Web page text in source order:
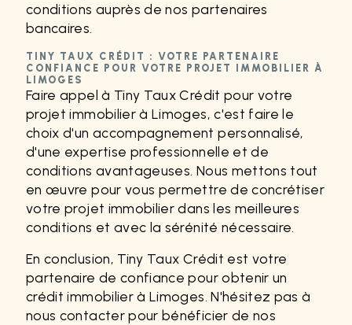
conditions auprès de nos partenaires
bancaires.
TINY TAUX CRÉDIT : VOTRE PARTENAIRE
CONFIANCE POUR VOTRE PROJET IMMOBILIER À
LIMOGES
Faire appel à Tiny Taux Crédit pour votre
projet immobilier à Limoges, c'est faire le
choix d'un accompagnement personnalisé,
d'une expertise professionnelle et de
conditions avantageuses. Nous mettons tout
en œuvre pour vous permettre de concrétiser
votre projet immobilier dans les meilleures
conditions et avec la sérénité nécessaire.
En conclusion, Tiny Taux Crédit est votre
partenaire de confiance pour obtenir un
crédit immobilier à Limoges. N'hésitez pas à
nous contacter pour bénéficier de nos